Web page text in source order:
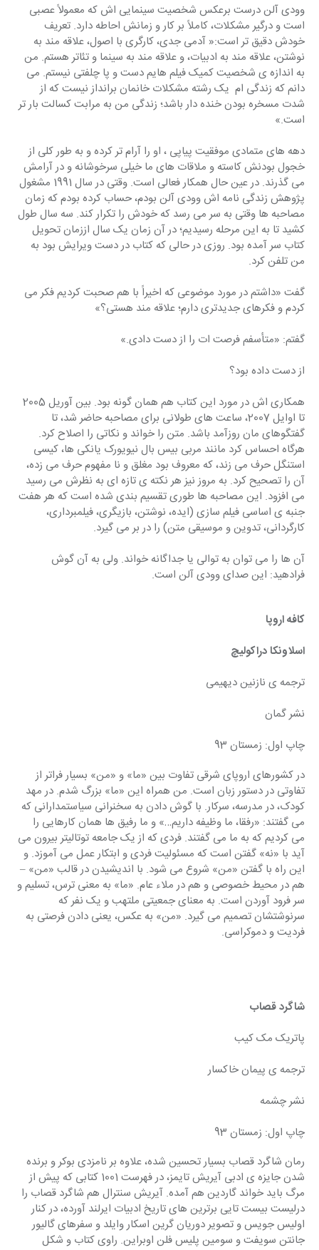
وودی آلن درست برعکس شخصیت سینمایی اش که معمولاً عصبی
است و درگیر مشکلات، کاملاً بر کار و زمانش احاطه دارد. تعریف
خودش دقیق تر است:« آدمی جدی، کارگری با اصول، علاقه مند به
نوشتن، علاقه مند به ادبیات، و علاقه مند به سینما و تئاتر هستم. من
به اندازه ی شخصیت کمیک فیلم هایم دست و پا چلفتی نیستم. می
دانم که زندگی ام  یک رشته مشکلات خانمان برانداز نیست که از
شدت مسخره بودن خنده دار باشد؛ زندگی من به مرابت کسالت بار تر
است.»
دهه های متمادی موفقیت پیاپی ، او را آرام تر کرده و به طور کلی از
خجول بودنش کاسته و ملاقات های ما خیلی سرخوشانه و در آرامش
می گذرند. در عین حال همکار فعالی است. وقتی در سال 1991 مشغول
پژوهش زندگی نامه اش وودی آلن بودم، حساب کرده بودم که زمان
مصاحبه ها وقتی به سر می رسد که خودش را تکرار کند. سه سال طول
کشید تا به این مرحله رسیدیم؛ در آن زمان یک سال اززمان تحویل
کتاب سر آمده بود. روزی در حالی که کتاب در دست ویرایش بود به
من تلفن کرد.
گفت «داشتم در مورد موضوعی که اخیراً با هم صحبت کردیم فکر می
کردم و فکرهای جدیدتری دارم؛ علاقه مند هستی؟»
گفتم: «متأسفم فرصت ات را از دست دادی.»
از دست داده بود؟
تا اوایل 2007، ساعت های طولانی برای مصاحبه حاضر شد، تا
گفتگوهای مان روزآمد باشد. متن را خواند و نکاتی را اصلاح کرد.
هرگاه احساس کرد مانند مربی بیس بال نیویورک یانکی ها، کیسی
استنگل حرف می زند، که معروف بود مغلق و نا مفهوم حرف می زده،
آن را تصحیح کرد. به مروز نیز هر نکته ی تازه ای به نظرش می رسید
می افزود. این مصاحبه ها طوری تقسیم بندی شده است که هر هفت
جنبه ی اساسی فیلم سازی (ایده، نوشتن، بازیگری، فیلمبرداری،
کارگردانی، تدوین و موسیقی متن) را در بر می گیرد.
آن ها را می توان به توالی یا جداگانه خواند. ولی به آن گوش
فرادهید: این صدای وودی آلن است.
کافه اروپا
اسلاونکا دراکولیچ
ترجمه ی نازنین دیهیمی
نشر گمان
چاپ اول: زمستان 93
در کشورهای اروپای شرقی تفاوت بین «ما» و «من» بسیار فراتر از
تفاوتی در دستور زبان است. من همراه این «ما» بزرگ شدم. در مهد
کودک، در مدرسه، سرکار. با گوش دادن به سخنرانی سیاستمدارانی که
می گفتند: «رفقا، ما وظیفه داریم…» و ما رفیق ها همان کارهایی را
می کردیم که به ما می گفتند. فردی که از یک جامعه توتالیتر بیرون می
آید با «نه» گفتن است که مسئولیت فردی و ابتکار عمل می آموزد. و
این راه با گفتن «من» شروع می شود. با اندیشیدن در قالب «من» –
هم در محیط خصوصی و هم در ملاء عام. «ما» به معنی ترس، تسلیم و
سر فرود آوردن است. به معنای جمعیتی ملتهب و یک نفر که
سرنوشتشان تصمیم می گیرد. «من» به عکس، یعنی دادن فرصتی به
فردیت و دموکراسی.
شاگرد قصاب
پاتریک مک کیب
ترجمه ی پیمان خاکسار
نشر چشمه
چاپ اول: زمستان 93
رمان شاگرد قصاب بسیار تحسین شده، علاوه بر نامزدی بوکر و برنده
شدن جایزه ی ادبی آیریش تایمز، در فهرست 1001 کتابی که پیش از
مرگ باید خواند گاردین هم آمده. آیریش سنترال هم شاگرد قصاب را
درلیست بیست تایی برترین های تاریخ ادبیات ایرلند آورده، در کنار
اولیس جویس و تصویر دوریان گرین اسکار وایلد و سفرهای گالیور
جانتن سویفت و سومین پلیس فلن اوبراین. راوی کتاب و شکل